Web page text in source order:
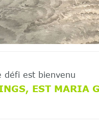
défi est bienvenu
EST MARIA